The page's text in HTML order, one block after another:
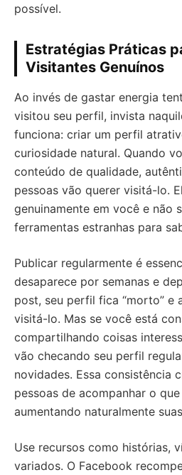
possível.
Estratégias Práticas
Visitantes Genuínos
Ao invés de gastar energia
visitou seu perfil, invista
funciona: criar um perfil
curiosidade natural. Quando
conteúdo de qualidade,
pessoas vão querer visitá-lo.
genuinamente em você e não
ferramentas estranhas para
Publicar regularmente é
desaparece por semanas e
post, seu perfil fica “morto” e
visitá-lo. Mas se você está
compartilhando coisas
vão checando seu perfil
novidades. Essa consistência
pessoas de acompanhar o
aumentando naturalmente
Use recursos como histórias,
variados. O Facebook